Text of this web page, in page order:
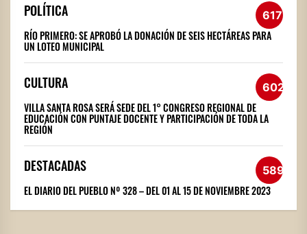
POLÍTICA 617
RÍO PRIMERO: SE APROBÓ LA DONACIÓN DE SEIS HECTÁREAS PARA
UN LOTEO MUNICIPAL
CULTURA 602
VILLA SANTA ROSA SERÁ SEDE DEL 1° CONGRESO REGIONAL DE
EDUCACIÓN CON PUNTAJE DOCENTE Y PARTICIPACIÓN DE TODA LA
REGIÓN
DESTACADAS 589
EL DIARIO DEL PUEBLO Nº 328 – DEL 01 AL 15 DE NOVIEMBRE 2023